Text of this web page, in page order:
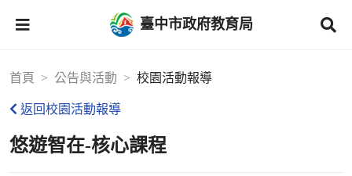
臺中市政府教育局
首頁 公告與活動 校園活動報導
返回校園活動報導
悠遊智在-核心課程